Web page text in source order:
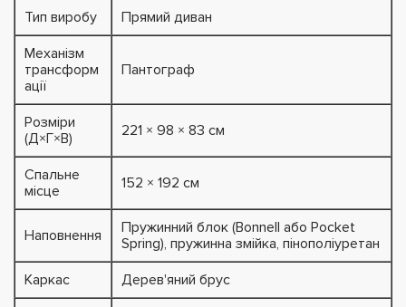
Тип виробу
Прямий диван
Механізм
трансформ
ації
Пантограф
Розміри
(Д×Г×В)
221 × 98 × 83 см
Спальне
місце
152 × 192 см
Наповнення
Пружинний блок (Bonnell або Pocket
Spring), пружинна змійка, пінополіуретан
Каркас
Дерев'яний брус